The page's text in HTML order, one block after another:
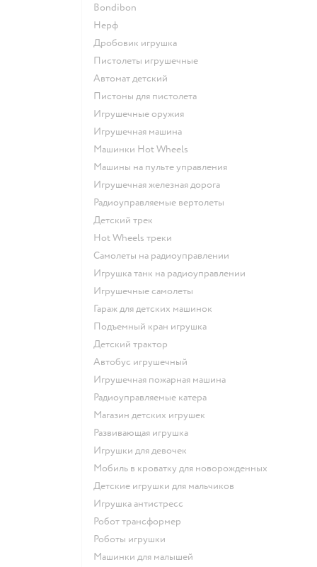
Bondibon
Нерф
Дробовик игрушка
Пистолеты игрушечные
Автомат детский
Пистоны для пистолета
Игрушечные оружия
Игрушечная машина
Машинки Hot Wheels
Машины на пульте управления
Игрушечная железная дорога
Радиоуправляемые вертолеты
Детский трек
Hot Wheels треки
Самолеты на радиоуправлении
Игрушка танк на радиоуправлении
Игрушечные самолеты
Гараж для детских машинок
Подъемный кран игрушка
Детский трактор
Автобус игрушечный
Игрушечная пожарная машина
Радиоуправляемые катера
Магазин детских игрушек
Развивающая игрушка
Игрушки для девочек
Мобиль в кроватку для новорожденных
Детские игрушки для мальчиков
Игрушка антистресс
Робот трансформер
Роботы игрушки
Машинки для малышей